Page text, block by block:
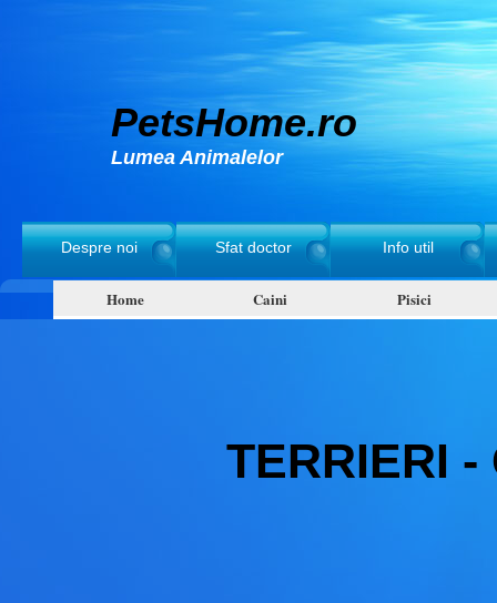
PetsHome.ro
Lumea Animalelor
Despre noi Sfat doctor Info util
Home Caini Pisici
TERRIERI -